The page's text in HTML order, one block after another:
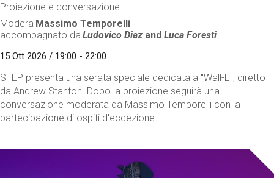
Proiezione e conversazione
Modera Massimo Temporelli
accompagnato da Ludovico Diaz andLuca Foresti
15 Ott 2026 / 19:00 - 22:00
STEP presenta una serata speciale dedicata a "Wall-E", diretto
da Andrew Stanton. Dopo la proiezione seguirà una
conversazione moderata da Massimo Temporelli con la
partecipazione di ospiti d'eccezione.